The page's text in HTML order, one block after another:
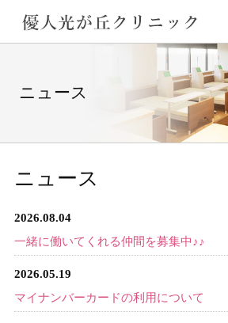
ニュース
ニュース
2026.08.04
一緒に働いてくれる仲間を募集中♪♪
2026.05.19
マイナンバーカードの利用について